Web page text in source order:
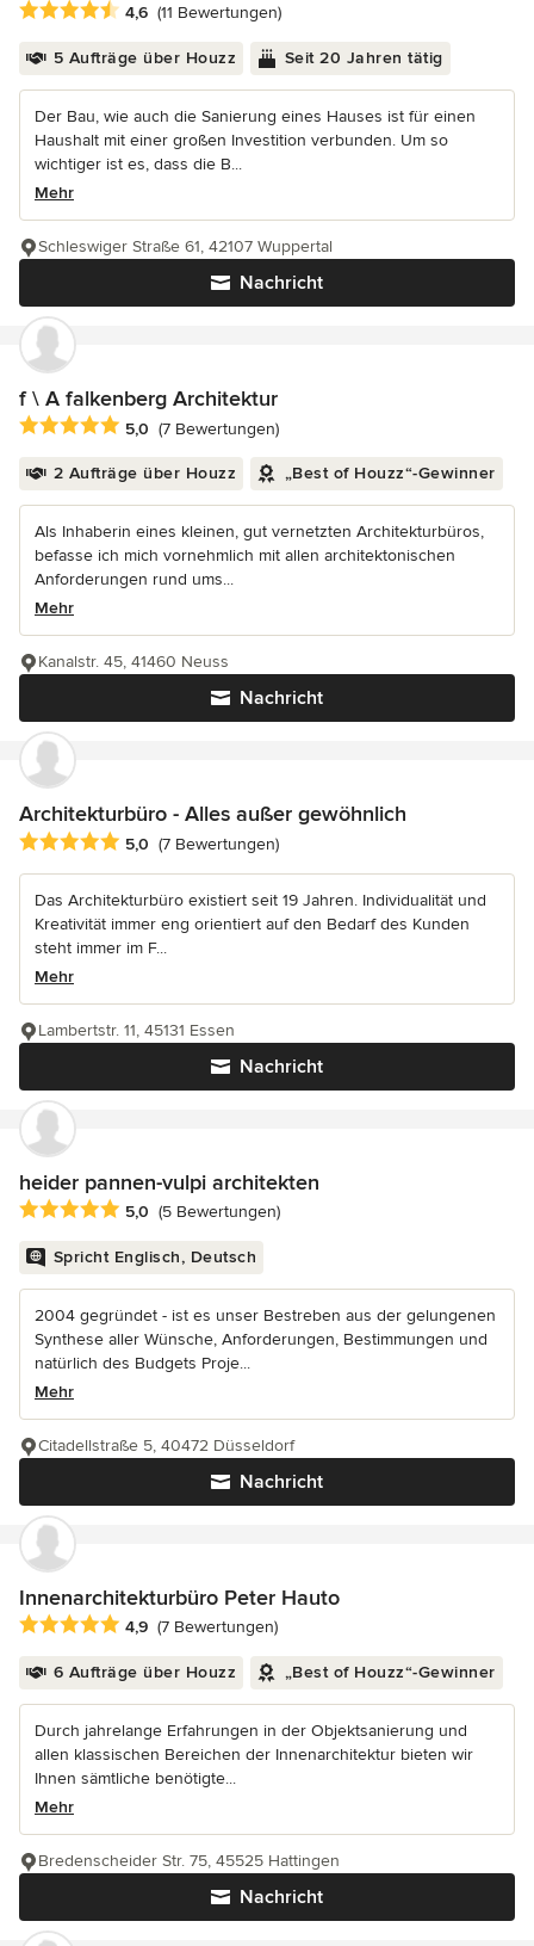
Durchschnittliche Bewertung: 4.6 von 5 Sternen
4,6 (11 Bewertungen)
5 Aufträge über Houzz Seit 20 Jahren tätig
Der Bau, wie auch die Sanierung eines Hauses ist für einen
Haushalt mit einer großen Investition verbunden. Um so
wichtiger ist es, dass die B...
Mehr
Nachricht
Schleswiger Straße 61, 42107 Wuppertal
f \ A falkenberg Architektur
Durchschnittliche Bewertung: 5 von 5 Sternen
5,0 (7 Bewertungen)
2 Aufträge über Houzz „Best of Houzz“-Gewinner
Als Inhaberin eines kleinen, gut vernetzten Architekturbüros,
befasse ich mich vornehmlich mit allen architektonischen
Anforderungen rund ums...
Mehr
Nachricht
Kanalstr. 45, 41460 Neuss
Architekturbüro - Alles außer gewöhnlich
Durchschnittliche Bewertung: 5 von 5 Sternen
5,0 (7 Bewertungen)
Das Architekturbüro existiert seit 19 Jahren. Individualität und
Kreativität immer eng orientiert auf den Bedarf des Kunden
steht immer im F...
Mehr
Nachricht
Lambertstr. 11, 45131 Essen
heider pannen-vulpi architekten
Durchschnittliche Bewertung: 5 von 5 Sternen
5,0 (5 Bewertungen)
Spricht Englisch, Deutsch
2004 gegründet - ist es unser Bestreben aus der gelungenen
Synthese aller Wünsche, Anforderungen, Bestimmungen und
natürlich des Budgets Proje...
Mehr
Nachricht
Citadellstraße 5, 40472 Düsseldorf
Innenarchitekturbüro Peter Hauto
Durchschnittliche Bewertung: 4.9 von 5 Sternen
4,9 (7 Bewertungen)
6 Aufträge über Houzz „Best of Houzz“-Gewinner
Durch jahrelange Erfahrungen in der Objektsanierung und
allen klassischen Bereichen der Innenarchitektur bieten wir
Ihnen sämtliche benötigte...
Mehr
Nachricht
Bredenscheider Str. 75, 45525 Hattingen